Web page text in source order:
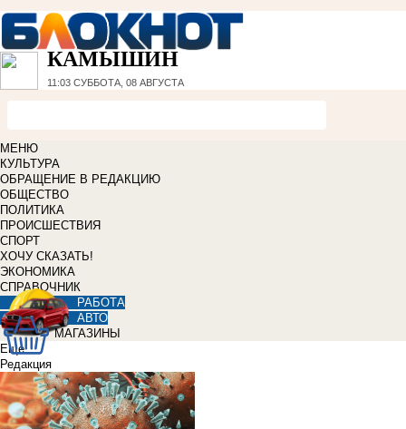
КАМЫШИН
11:03 СУББОТА, 08 АВГУСТА
МЕНЮ
КУЛЬТУРА
ОБРАЩЕНИЕ В РЕДАКЦИЮ
ОБЩЕСТВО
ПОЛИТИКА
ПРОИСШЕСТВИЯ
СПОРТ
ХОЧУ СКАЗАТЬ!
ЭКОНОМИКА
СПРАВОЧНИК
РАБОТА
АВТО
МАГАЗИНЫ
Еще
Редакция